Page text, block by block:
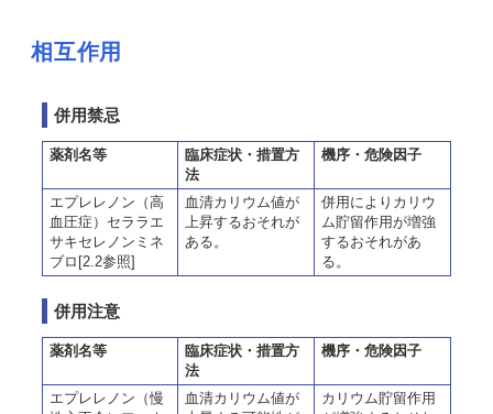
相互作用
併用禁忌
薬剤名等
臨床症状・措置方
法
機序・危険因子
エプレレノン（高
血圧症）セララエ
サキセレノンミネ
ブロ[2.2参照]
血清カリウム値が
上昇するおそれが
ある。
併用によりカリウ
ム貯留作用が増強
するおそれがあ
る。
併用注意
薬剤名等
臨床症状・措置方
法
機序・危険因子
エプレレノン（慢
血清カリウム値が
カリウム貯留作用